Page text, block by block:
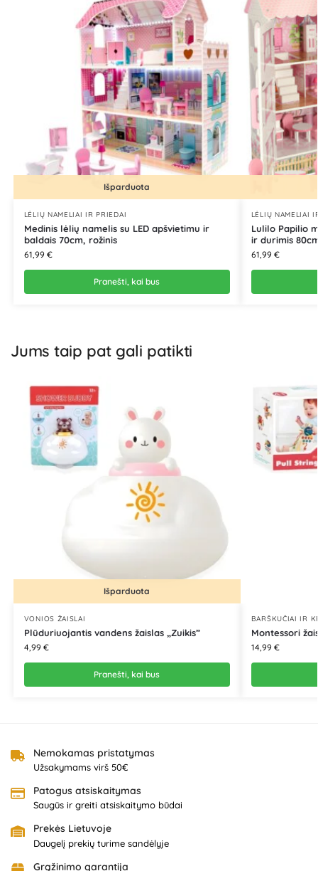
Išparduota
LĖLIŲ NAMELIAI IR PRIEDAI
Medinis lėlių namelis su LED apšvietimu ir
baldais 70cm, rožinis
61,99 €
Pranešti, kai bus
LĖLIŲ NAMELIAI
Lulilo Papilio
ir durimis
61,99 €
Jums taip pat gali patikti
Išparduota
VONIOS ŽAISLAI
Plūduriuojantis vandens žaislas „Zuikis”
4,99 €
Pranešti, kai bus
BARŠKUČIAI IR
Montessori
14,99 €
Nemokamas pristatymas
Užsakymams virš 50€
Patogus atsiskaitymas
Saugūs ir greiti atsiskaitymo būdai
Prekės Lietuvoje
Daugelį prekių turime sandėlyje
Grąžinimo garantija